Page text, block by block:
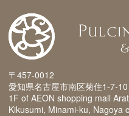
〒457-0012
愛知県名古屋市南区菊住1-7-
1F of AEON shopping mall
Kikusumi, Minami-ku, Nagoya